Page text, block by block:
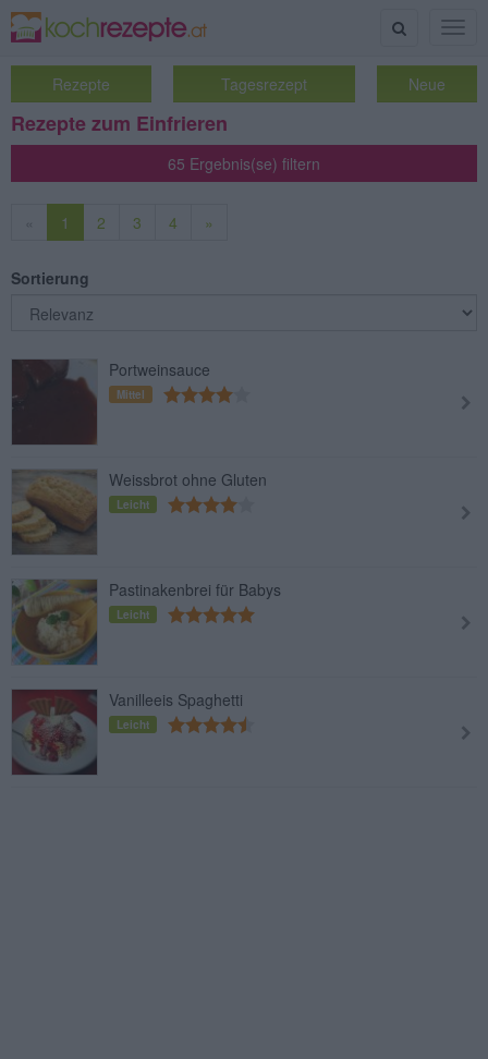
Suche
Rezepte Tagesrezept Neue
Rezepte zum Einfrieren
65 Ergebnis(se) filtern
1 2 3 4 »
Sortierung
Portweinsauce
Mittel
Weissbrot ohne Gluten
Leicht
Pastinakenbrei für Babys
Leicht
Vanilleeis Spaghetti
Leicht